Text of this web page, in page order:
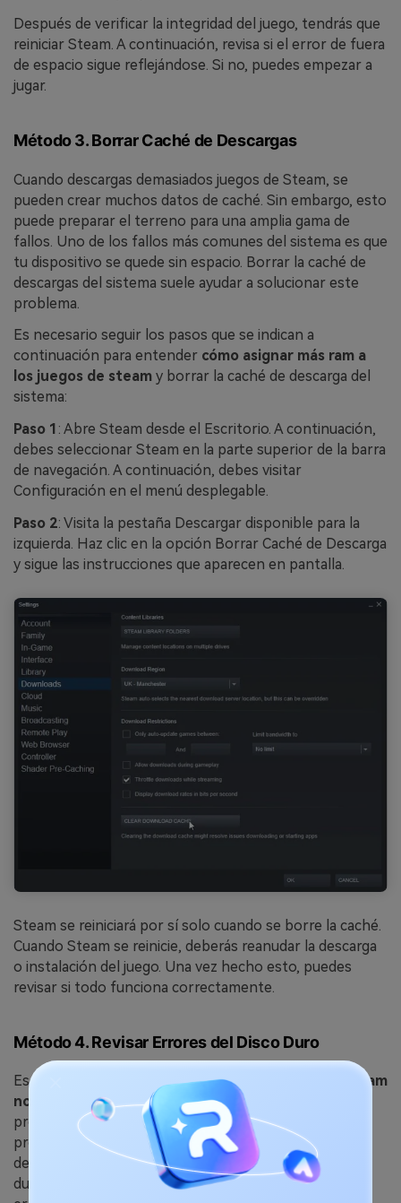
Después de verificar la integridad del juego, tendrás que
reiniciar Steam. A continuación, revisa si el error de fuera
de espacio sigue reflejándose. Si no, puedes empezar a
jugar.
Método 3. Borrar Caché de Descargas
Cuando descargas demasiados juegos de Steam, se
pueden crear muchos datos de caché. Sin embargo, esto
puede preparar el terreno para una amplia gama de
fallos. Uno de los fallos más comunes del sistema es que
tu dispositivo se quede sin espacio. Borrar la caché de
descargas del sistema suele ayudar a solucionar este
problema.
Es necesario seguir los pasos que se indican a
continuación para entender cómo asignar más ram a
los juegos de steam y borrar la caché de descarga del
sistema:
Paso 1 : Abre Steam desde el Escritorio. A continuación,
debes seleccionar Steam en la parte superior de la barra
de navegación. A continuación, debes visitar
Configuración en el menú desplegable.
Paso 2: Visita la pestaña Descargar disponible para la
izquierda. Haz clic en la opción Borrar Caché de Descarga
y sigue las instrucciones que aparecen en pantalla.
Steam se reiniciará por sí solo cuando se borre la caché.
Cuando Steam se reinicie, deberás reanudar la descarga
o instalación del juego. Una vez hecho esto, puedes
revisar si todo funciona correctamente.
Método 4. Revisar Errores del Disco Duro
Es probable que te enfrentes al problema de que
Steam
no tiene suficiente espacio en disco
problema con tu disco duro. Intenta solucionar el
problema en la medida de lo posible. Para ello, primero
debes revisar si hay sectores defectuosos en el disco
duro. Estos sectores defectuosos son un indicio de